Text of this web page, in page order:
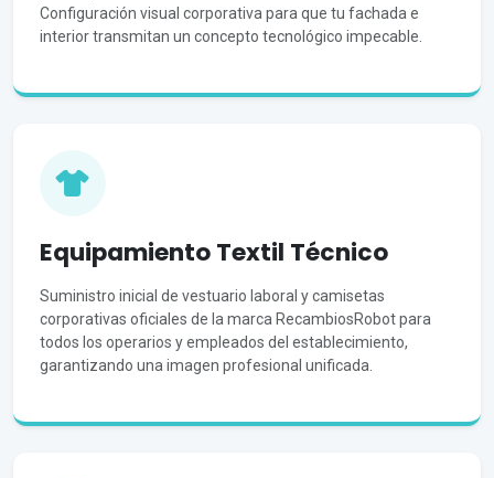
Configuración visual corporativa para que tu fachada e
interior transmitan un concepto tecnológico impecable.
Equipamiento Textil Técnico
Suministro inicial de vestuario laboral y camisetas
corporativas oficiales de la marca RecambiosRobot para
todos los operarios y empleados del establecimiento,
garantizando una imagen profesional unificada.